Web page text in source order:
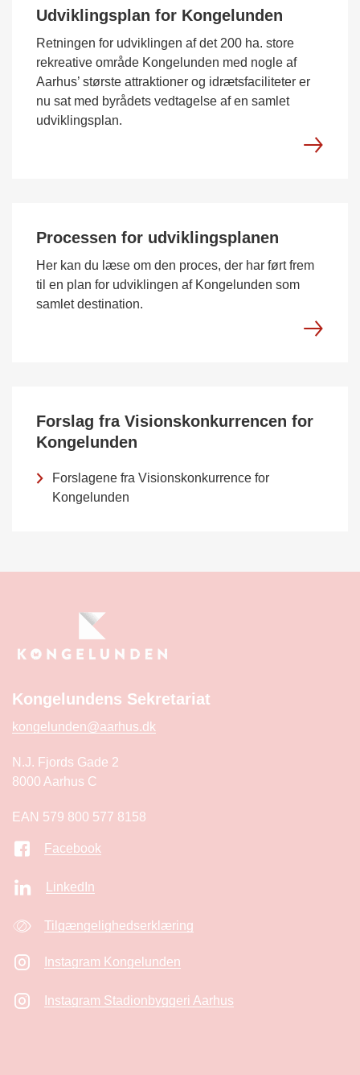
Udviklingsplan for Kongelunden
Retningen for udviklingen af det 200 ha. store
rekreative område Kongelunden med nogle af
Aarhus’ største attraktioner og idrætsfaciliteter er
nu sat med byrådets vedtagelse af en samlet
udviklingsplan.
Processen for udviklingsplanen
Her kan du læse om den proces, der har ført frem
til en plan for udviklingen af Kongelunden som
samlet destination.
Forslag fra Visionskonkurrencen for
Kongelunden
Forslagene fra Visionskonkurrence for
Kongelunden
Kongelundens Sekretariat
kongelunden@aarhus.dk
N.J. Fjords Gade 2
8000 Aarhus C
EAN 579 800 577 8158
Facebook
LinkedIn
Tilgængelighedserklæring
Instagram Kongelunden
Instagram Stadionbyggeri Aarhus